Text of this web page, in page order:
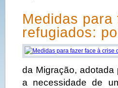
Medidas
refugiados:
da Migração,
a necessidade de